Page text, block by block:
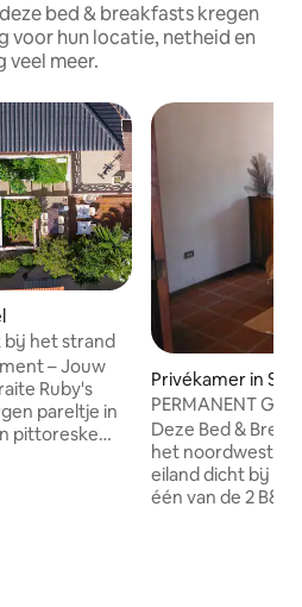
bed & breakfasts kregen
voor hun locatie, netheid en
veel meer.
bij het strand
– Jouw
pareltje in
pittoreske
Privékamer in
PERMANENT
zonsondergang -
Deze Bed &
het
eiland dicht bij de
één van de 2 B&B